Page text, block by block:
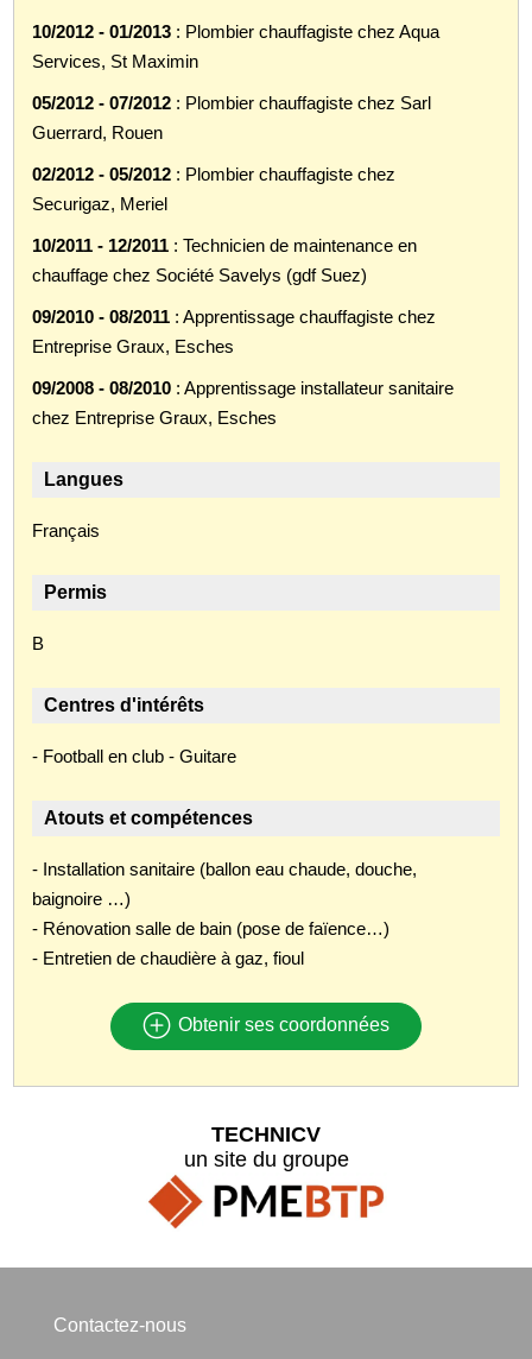
10/2012 - 01/2013 : Plombier chauffagiste chez Aqua
Services, St Maximin
05/2012 - 07/2012 : Plombier chauffagiste chez Sarl
Guerrard, Rouen
02/2012 - 05/2012 : Plombier chauffagiste chez
Securigaz, Meriel
10/2011 - 12/2011 : Technicien de maintenance en
chauffage chez Société Savelys (gdf Suez)
09/2010 - 08/2011 : Apprentissage chauffagiste chez
Entreprise Graux, Esches
09/2008 - 08/2010 : Apprentissage installateur sanitaire
chez Entreprise Graux, Esches
Langues
Français
Permis
B
Centres d'intérêts
- Football en club - Guitare
Atouts et compétences
- Installation sanitaire (ballon eau chaude, douche,
baignoire …)
- Rénovation salle de bain (pose de faïence…)
- Entretien de chaudière à gaz, fioul
Obtenir ses coordonnées
TECHNICV
un site du groupe
Contactez-nous